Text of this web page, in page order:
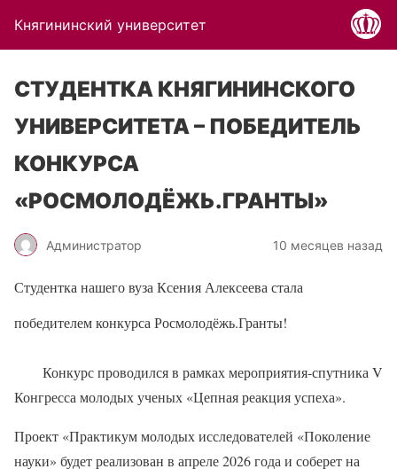
Княгининский университет
СТУДЕНТКА КНЯГИНИНСКОГО
УНИВЕРСИТЕТА – ПОБЕДИТЕЛЬ
КОНКУРСА
«РОСМОЛОДЁЖЬ.ГРАНТЫ»
Администратор 10 месяцев назад
Студентка нашего вуза Ксения Алексеева стала
победителем конкурса Росмолодёжь.Гранты!
Конкурс проводился в рамках мероприятия-спутника V
Конгресса молодых ученых «Цепная реакция успеха».
Проект «Практикум молодых исследователей «Поколение
науки» будет реализован в апреле 2026 года и соберет на